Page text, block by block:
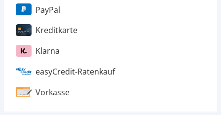
PayPal
Kreditkarte
Klarna
easyCredit-Ratenkauf
Vorkasse